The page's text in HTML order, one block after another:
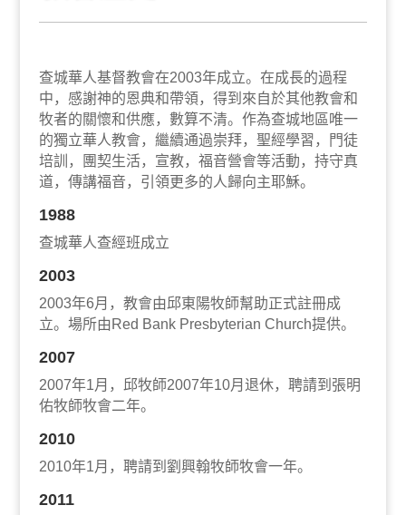
查城華人基督教會在2003年成立。在成長的過程
中，感謝神的恩典和帶領，得到來自於其他教會和
牧者的關懷和供應，數算不清。作為查城地區唯一
的獨立華人教會，繼續通過崇拜，聖經學習，門徒
培訓，團契生活，宣教，福音營會等活動，持守真
道，傳講福音，引領更多的人歸向主耶穌。
1988
查城華人查經班成立
2003
2003年6月，教會由邱東陽牧師幫助正式註冊成
立。場所由Red Bank Presbyterian Church提供。
2007
2007年1月，邱牧師2007年10月退休，聘請到張明
佑牧師牧會二年。
2010
2010年1月，聘請到劉興翰牧師牧會一年。
2011